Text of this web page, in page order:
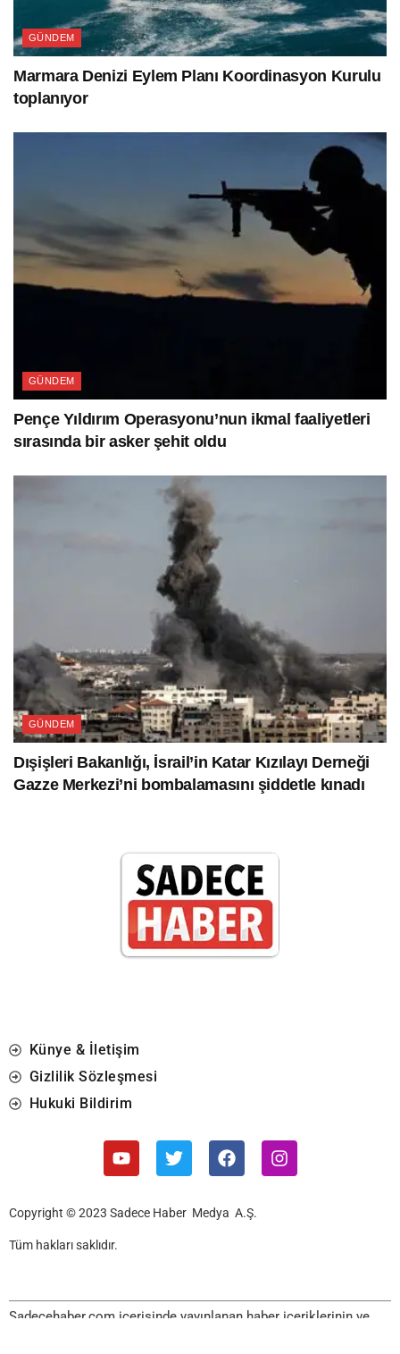
GÜNDEM
Marmara Denizi Eylem Planı Koordinasyon Kurulu
toplanıyor
GÜNDEM
Pençe Yıldırım Operasyonu’nun ikmal faaliyetleri
sırasında bir asker şehit oldu
GÜNDEM
Dışişleri Bakanlığı, İsrail’in Katar Kızılayı Derneği
Gazze Merkezi’ni bombalamasını şiddetle kınadı
Künye & İletişim
Gizlilik Sözleşmesi
Hukuki Bildirim
Copyright © 2023 Sadece Haber Medya A.Ş.
Tüm hakları saklıdır.
Sadecehaber.com içerisinde yayınlanan haber içeriklerinin ve